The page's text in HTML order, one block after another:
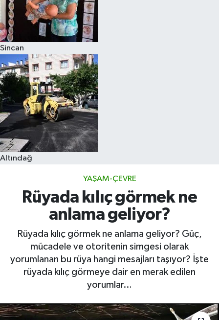
Sincan
Altındağ
YAŞAM-ÇEVRE
Rüyada kılıç görmek ne
anlama geliyor?
Rüyada kılıç görmek ne anlama geliyor? Güç,
mücadele ve otoritenin simgesi olarak
yorumlanan bu rüya hangi mesajları taşıyor? İşte
rüyada kılıç görmeye dair en merak edilen
yorumlar…